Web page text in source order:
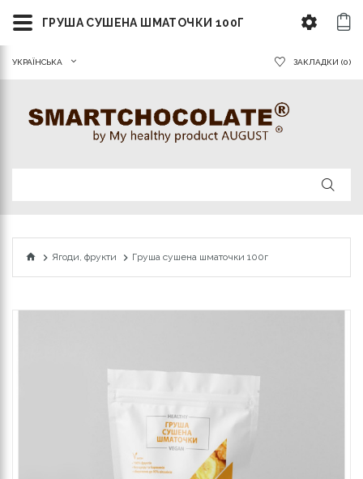
УКРАЇНСЬКА ЗАКЛАДКИ (0)
Ягоди, фрукти Груша сушена шматочки 100г
ГРУША СУШЕНА ШМАТОЧКИ 100Г